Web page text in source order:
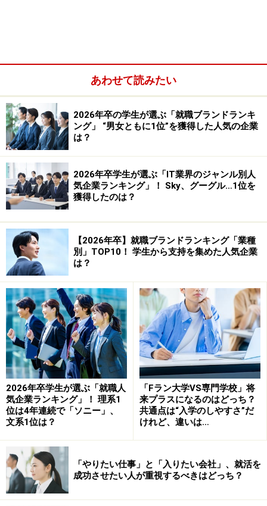
直接交渉！Web上では満席の日程に参加で
きた
ある大手不動産会社の一次選考の通過連絡をうけたYさ
ん。数時間後にマイページから面接日程を確認したら、
すでに１つの枠を残してほかの日程は満席。しかしその
唯一空いていた枠は、他社の選考に時間帯が重なってい
て、一次面接でもう諦めなければいけないのか……とピン
チに！
しかし、そこであきらめずに人事の方に直接電話して相
談したところ、Web上では満席だった日程に参加させて
もらうことができました。
電車とタクシーを駆使して5社の面接をはし
ごした
選考ピーク時、朝、昼、夜と3社の選考をハシゴする人
はよくいますが、1日で5社の面接予定をこなすツワモノ
もいました。Aさんは一番忙しい日には選考から面談ま
で5社の予定が入っていました。他の人だったら予定を
ードな予定。
しかしAさんは「全部参加します」と、この1日を遅刻せ
ず完遂するため、旅行代理店顔負けの行動スケジュール
あわせて読みたい
2026年卒の学生が選ぶ「就職ブランドランキ
ング」 “男女ともに1位”を獲得した人気の企業
は？
2026年卒学生が選ぶ「IT業界のジャンル別人
気企業ランキング」！ Sky、グーグル…1位を
獲得したのは？
【2026年卒】就職ブランドランキング「業種
別」TOP10！ 学生から支持を集めた人気企業
は？
2026年卒学生が選ぶ「就職人
気企業ランキング」！ 理系1
位は4年連続で「ソニー」、
文系1位は？
「Fラン大学VS専門学校」将
来プラスになるのはどっち？
共通点は“入学のしやすさ”だ
けれど、違いは…
「やりたい仕事」と「入りたい会社」、就活を
成功させたい人が重視するべきはどっち？